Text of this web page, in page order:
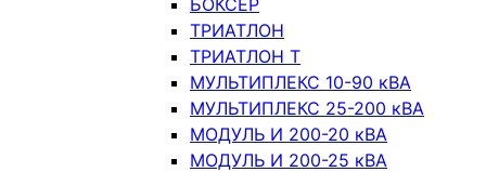
БОКСЕР
ТРИАТЛОН
ТРИАТЛОН Т
МУЛЬТИПЛЕКС 10-90 кВА
МУЛЬТИПЛЕКС 25-200 кВА
МОДУЛЬ И 200-20 кВА
МОДУЛЬ И 200-25 кВА